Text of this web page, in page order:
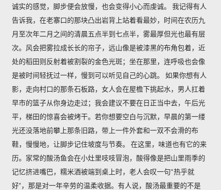
诚实的感觉，脚步便会放慢，也会变得小心而虔诚。 我记得有人
告诉我，在老寨口的那块凸出岩背上站着看最妙，时间在农历九
月至次年二月之间的清晨五点半到七点半，雾最厚但光也最有层
次。风会把雾拉成长长的帘子，远山像是被漆黑的布角包着，近
处的稻田则反射着被割裂的金色光斑；坐在那里，连呼吸也会像
是被时间轻抚过一样，慢到可以听见自己的心跳。 如果你想有人
影，走向村口的那条石板路，女人会在屋檐下挑起水，男人扛着
早市的篮子从你身边走过；我会建议不要在日正当中去，午后光
平，梯田的惊喜会被烤干。若你想要空白与沉默，早晨的第一缕
光还没落地前攀上那条旧路，带上一件外套和一双不会滑的布
鞋，慢慢地，让脚步记住坡度与节奏。 在这里，味道也有它的来
历。家常的酸汤鱼会在小灶里吱吱冒泡，酸得像是把山里雨季的
记忆挤进嘴巴，糯米酒被端到桌上时，老人会叹一句“热乎就
好”，那是对一年辛劳的温柔收据。有人说，酸汤最重要的不是